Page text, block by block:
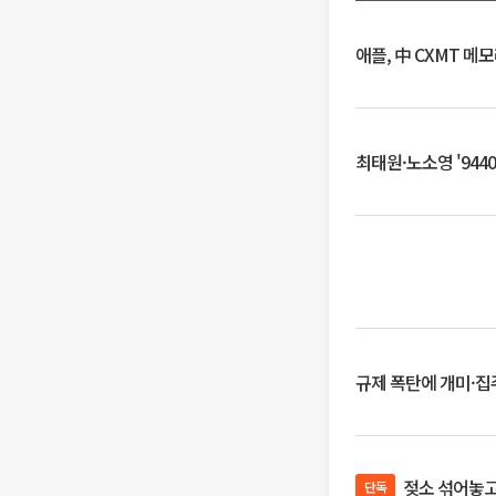
애플, 中 CXMT 메
최태원·노소영
규제 폭탄에 개미·
단독 젖소 섞어놓